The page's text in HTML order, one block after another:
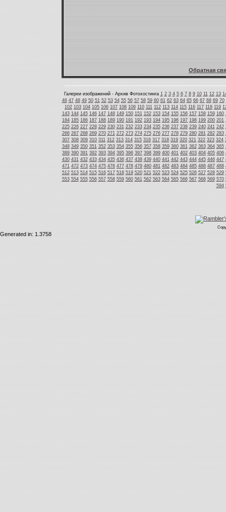
Обратная
Галереи изображений - Архив Фотохостинга 1 2 3 4 5 6 7 8 9 10 11 12 13
46 47 48 49 50 51 52 53 54 55 56 57 58 59 60 61 62 63 64 65 66 67 68 69 70
102 103 104 105 106 107 108 109 110 111 112 113 114 115 116 117 118 119
143 144 145 146 147 148 149 150 151 152 153 154 155 156 157 158 159 160
184 185 186 187 188 189 190 191 192 193 194 195 196 197 198 199 200 201
225 226 227 228 229 230 231 232 233 234 235 236 237 238 239 240 241 242
266 267 268 269 270 271 272 273 274 275 276 277 278 279 280 281 282 283
307 308 309 310 311 312 313 314 315 316 317 318 319 320 321 322 323 324
348 349 350 351 352 353 354 355 356 357 358 359 360 361 362 363 364 365
389 390 391 392 393 394 395 396 397 398 399 400 401 402 403 404 405 406
430 431 432 433 434 435 436 437 438 439 440 441 442 443 444 445 446 447
471 472 473 474 475 476 477 478 479 480 481 482 483 484 485 486 487 488
512 513 514 515 516 517 518 519 520 521 522 523 524 525 526 527 528 529
553 554 555 556 557 558 559 560 561 562 563 564 565 566 567 568 569 570
594
Generated in: 1.3758